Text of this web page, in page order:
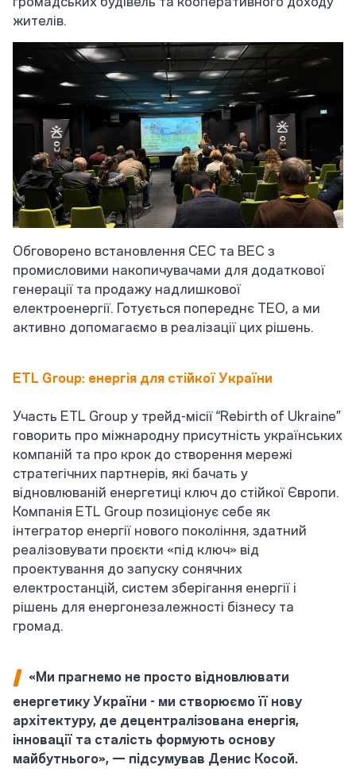
жителів.
Обговорено встановлення СЕС та ВЕС з
промисловими накопичувачами для додаткової
генерації та продажу надлишкової
електроенергії. Готується попереднє ТЕО, а ми
активно допомагаємо в реалізації цих рішень.
ETL Group: енергія для стійкої України
Участь ETL Group у трейд-місії “Rebirth of Ukraine”
говорить про міжнародну присутність українських
компаній та про крок до створення мережі
стратегічних партнерів, які бачать у
відновлюваній енергетиці ключ до стійкої Європи.
Компанія ETL Group позиціонує себе як
інтегратор енергії нового покоління, здатний
реалізовувати проєкти «під ключ» від
проектування до запуску сонячних
електростанцій, систем зберігання енергії і
рішень для енергонезалежності бізнесу та
громад.
«Ми прагнемо не просто відновлювати
енергетику України - ми створюємо її нову
архітектуру, де децентралізована енергія,
інновації та сталість формують основу
майбутнього», — підсумував Денис Косой.